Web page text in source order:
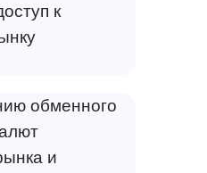
к
обменного
и